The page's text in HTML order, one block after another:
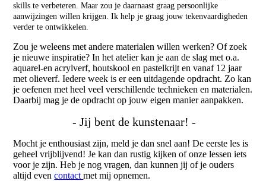
skills te verbeteren. Maar zou je daarnaast graag persoonlijke
aanwijzingen willen krijgen. Ik help je graag jouw tekenvaardigheden
verder te ontwikkelen.
Zou je weleens met andere materialen willen werken? Of zoek
je nieuwe inspiratie? In het atelier kan je aan de slag met o.a.
aquarel-en acrylverf, houtskool en pastelkrijt en vanaf 12 jaar
met olieverf. Iedere week is er een uitdagende opdracht. Zo kan
je oefenen met heel veel verschillende technieken en materialen.
Daarbij mag je de opdracht op jouw eigen manier aanpakken.
- Jij bent de kunstenaar! -
Mocht je enthousiast zijn, meld je dan snel aan! De eerste les is
geheel vrijblijvend! Je kan dan rustig kijken of onze lessen iets
voor je zijn.Heb je nog vragen, dan kunnen jij of je ouders
altijd evencontactmet mij opnemen.